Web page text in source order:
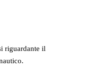
riguardante il